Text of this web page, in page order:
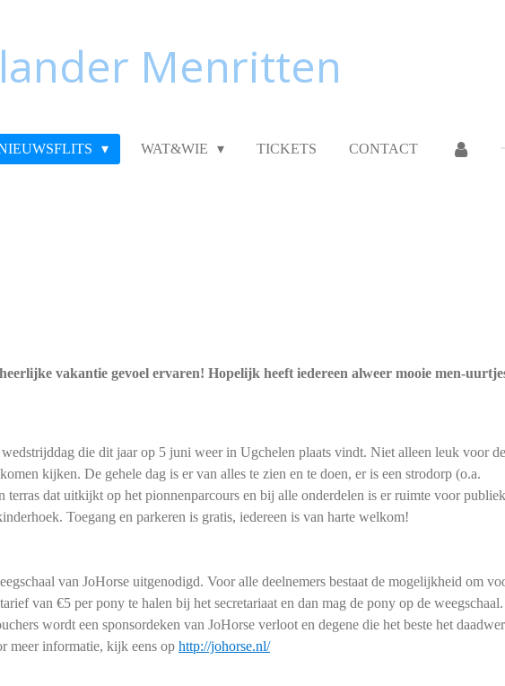
Menritten
WAT&WIE TICKETS CONTACT
vakantie gevoel ervaren! Hopelijk heeft iedereen alweer mooie men-
die dit jaar op 5 juni weer in Ugchelen plaats vindt. Niet alleen leuk voor de
kijken. De gehele dag is er van alles te zien en te doen, er is een strodorp (o.a.
terras dat uitkijkt op het pionnenparcours en bij alle onderdelen is er ruimte voor
Toegang en parkeren is gratis, iedereen is van harte welkom!
van JoHorse uitgenodigd. Voor alle deelnemers bestaat de mogelijkheid om
van €5 per pony te halen bij het secretariaat en dan mag de pony op de
wordt een sponsordeken van JoHorse verloot en degene die het beste het
meer informatie, kijk eens op http://johorse.nl/